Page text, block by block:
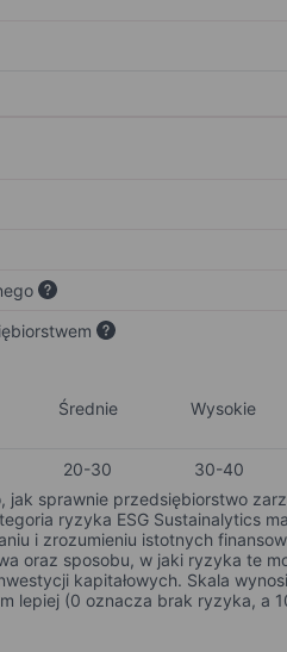
Średnie Wysokie
20-30 30-40
jak sprawnie przedsiębiorstwo
ryzyka ESG Sustainalytics
i zrozumieniu istotnych
oraz sposobu, w jaki ryzyka te
kapitałowych. Skala
lepiej (0 oznacza brak ryzyka, a